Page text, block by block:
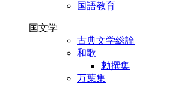
国語教育
国文学
古典文学総論
和歌
勅撰集
万葉集